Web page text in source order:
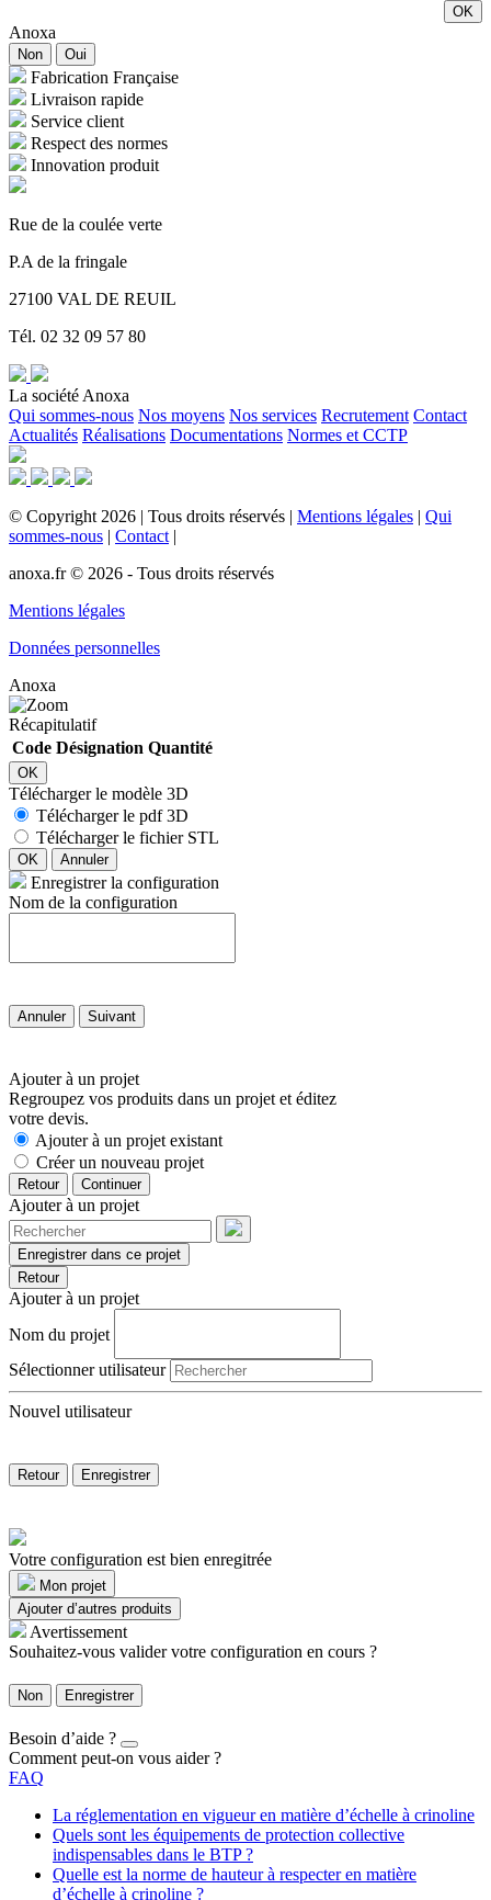
OK
Anoxa
Non Oui
Fabrication Française
Livraison rapide
Service client
Respect des normes
Innovation produit
Rue de la coulée verte
P.A de la fringale
27100 VAL DE REUIL
Tél. 02 32 09 57 80
La société Anoxa
Qui sommes-nous Nos moyens Nos services Recrutement Contact
Actualités Réalisations Documentations Normes et CCTP
© Copyright 2026 | Tous droits réservés | Mentions légales | Qui
sommes-nous | Contact |
anoxa.fr © 2026 - Tous droits réservés
Mentions légales
Données personnelles
Anoxa
Récapitulatif
Code Désignation Quantité
OK
Télécharger le modèle 3D
Télécharger le pdf 3D
Télécharger le fichier STL
OK Annuler
Enregistrer la configuration
Nom de la configuration
Annuler Suivant
Ajouter à un projet
Regroupez vos produits dans un projet et éditez
votre devis.
Ajouter à un projet existant
Créer un nouveau projet
Retour Continuer
Ajouter à un projet
Enregistrer dans ce projet
Retour
Ajouter à un projet
Nom du projet
Sélectionner utilisateur
Nouvel utilisateur
Retour Enregistrer
Votre configuration est bien enregitrée
Mon projet
Ajouter d’autres produits
Avertissement
Souhaitez-vous valider votre configuration en cours ?
Non Enregistrer
Besoin d’aide ?
Comment peut-on vous aider ?
FAQ
La réglementation en vigueur en matière d’échelle à crinoline
Quels sont les équipements de protection collective
indispensables dans le BTP ?
Quelle est la norme de hauteur à respecter en matière
d’échelle à crinoline ?